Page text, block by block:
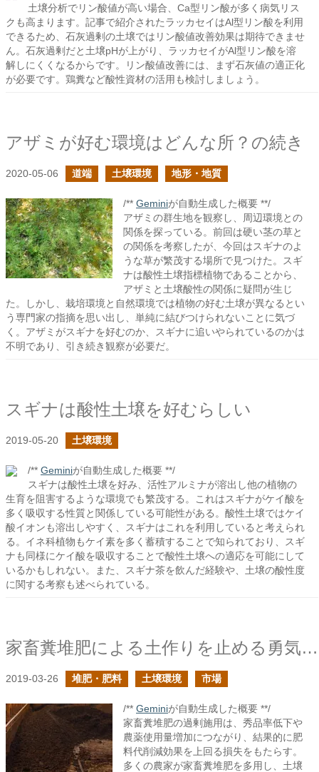
土壌分析でリン酸値が高い場合、Ca型リン酸が多く病気リス
クも高まります。記事で紹介されたラッカセイはAl型リン酸を利用
できるため、石灰過剰の土壌ではリン酸値改善効果は期待できませ
ん。石灰過剰だと土壌pHが上がり、ラッカセイがAl型リン酸を溶
解しにくくなるからです。リン酸値改善には、まず石灰値の適正化
が必要です。鶏糞など酸性資材の活用も検討しましょう。
アザミが好む環境はどんな所？の続き
2020-05-06 道端 土壌環境 地形・地質
/** Geminiが自動生成した概要 **/
アザミの群生地を観察し、周辺環境との
関係を探っている。前回は硬い茎の草と
の関係を考察したが、今回はスギナのよ
うな草が繁茂する場所で見つけた。スギ
ナは酸性土壌指標植物であることから、
アザミと土壌酸性の関係に疑問が生じ
た。しかし、栽培環境と自然環境では植物の好む土壌が異なるとい
う専門家の指摘を思い出し、単純に結びつけられないことに気づ
く。アザミがスギナを好むのか、スギナに追いやられているのかは
不明であり、引き続き観察が必要だ。
スギナは酸性土壌を好むらしい
2019-05-20 土壌環境
/** Geminiが自動生成した概要 **/
スギナは酸性土壌を好み、活性アルミナが溶出し他の植物の
生育を阻害するような環境でも繁茂する。これはスギナがケイ酸を
多く吸収する性質と関係している可能性がある。酸性土壌ではケイ
酸イオンも溶出しやすく、スギナはこれを利用していると考えられ
る。イネ科植物もケイ素を多く蓄積することで知られており、スギ
ナも同様にケイ酸を吸収することで酸性土壌への適応を可能にして
いるかもしれない。また、スギナ茶を飲んだ経験や、土壌の酸性度
に関する考察も述べられている。
家畜糞堆肥による土作りを止める勇気を
2019-03-26 堆肥・肥料 土壌環境 市場
/** Geminiが自動生成した概要 **/
家畜糞堆肥の過剰施用は、秀品率低下や
農薬使用量増加につながり、結果的に肥
料代削減効果を上回る損失をもたらす。
多くの農家が家畜糞堆肥を多用し、土壌